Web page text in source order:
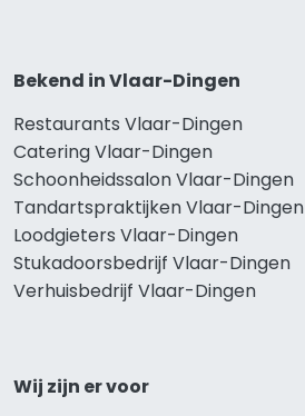
Bekend in Vlaar-Dingen
Restaurants Vlaar-Dingen
Catering Vlaar-Dingen
Schoonheidssalon Vlaar-Dingen
Tandartspraktijken Vlaar-Dingen
Loodgieters Vlaar-Dingen
Stukadoorsbedrijf Vlaar-Dingen
Verhuisbedrijf Vlaar-Dingen
Wij zijn er voor